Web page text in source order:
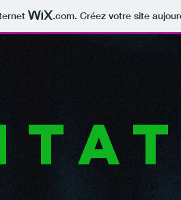
.com. Créez votre site